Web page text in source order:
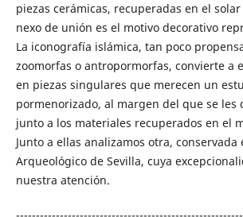
piezas cerámicas, recuperadas en el
nexo de unión es el motivo decorativo
La iconografía islámica, tan poco
zoomorfas o antropormorfas, convierte a
en piezas singulares que merecen un
pormenorizado, al margen del que se les
junto a los materiales recuperados en el
Junto a ellas analizamos otra, conservada
Arqueológico de Sevilla, cuya
nuestra atención.